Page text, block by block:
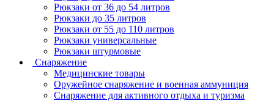
Рюкзаки от 36 до 54 литров
Рюкзаки до 35 литров
Рюкзаки от 55 до 110 литров
Рюкзаки универсальные
Рюкзаки штурмовые
Снаряжение
Медицинские товары
Оружейное снаряжение и военная аммуниция
Снаряжение для активного отдыха и туризма